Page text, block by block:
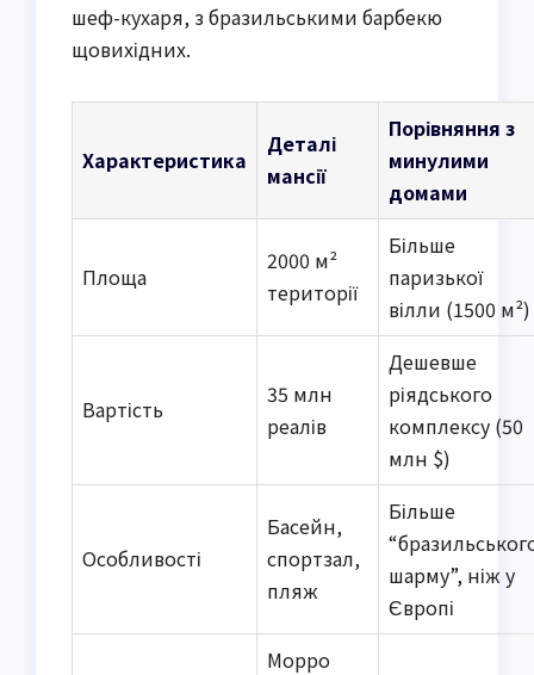
шеф-кухаря, з бразильськими барбекю
щовихідних.
Характеристика
Деталі
мансії
Порівняння з
минулими
домами
Площа
2000 м²
території
Більше
паризької
вілли (1500 м²)
Вартість
35 млн
реалів
Дешевше
ріядського
комплексу (50
млн $)
Особливості
Басейн,
спортзал,
пляж
Більше
шарму”, ніж у
Європі
Морро